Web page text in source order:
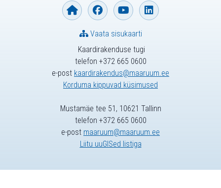
Kaardirakenduse tugi
telefon +372 665 0600
e-post kaardirakendus@maaruum.ee
Korduma kippuvad küsimused
Vaata sisukaarti
Mustamäe tee 51, 10621 Tallinn
telefon +372 665 0600
e-post maaruum@maaruum.ee
Liitu uuGISed listiga